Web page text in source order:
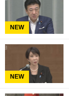
NEW
NEW